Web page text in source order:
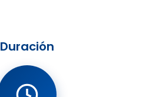
Duración